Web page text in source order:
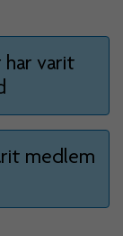
har varit
medlem